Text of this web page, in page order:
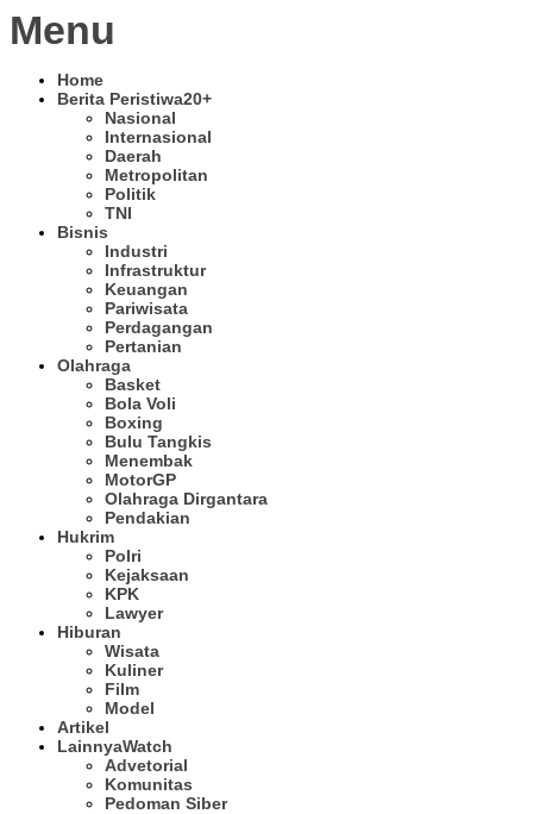
Menu
Home
Berita Peristiwa20+
Nasional
Internasional
Daerah
Metropolitan
Politik
TNI
Bisnis
Industri
Infrastruktur
Keuangan
Pariwisata
Perdagangan
Pertanian
Olahraga
Basket
Bola Voli
Boxing
Bulu Tangkis
Menembak
MotorGP
Olahraga Dirgantara
Pendakian
Hukrim
Polri
Kejaksaan
KPK
Lawyer
Hiburan
Wisata
Kuliner
Film
Model
Artikel
LainnyaWatch
Advetorial
Komunitas
Pedoman Siber